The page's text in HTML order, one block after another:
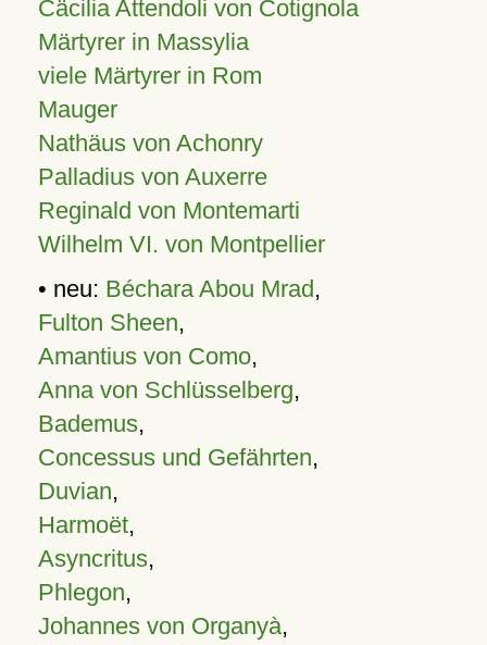
Cäcilia Attendoli von Cotignola
Märtyrer in Massylia
viele Märtyrer in Rom
Mauger
Nathäus von Achonry
Palladius von Auxerre
Reginald von Montemarti
Wilhelm VI. von Montpellier
• neu: Béchara Abou Mrad,
Fulton Sheen,
Amantius von Como,
Anna von Schlüsselberg,
Bademus,
Concessus und Gefährten,
Duvian,
Harmoët,
Asyncritus,
Phlegon,
Johannes von Organyà,